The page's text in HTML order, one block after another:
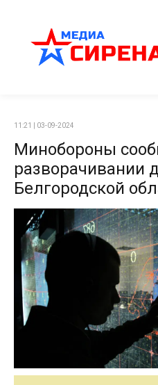
11:21 | 03-09-2024
Минобороны
разворачивании
Белгородской